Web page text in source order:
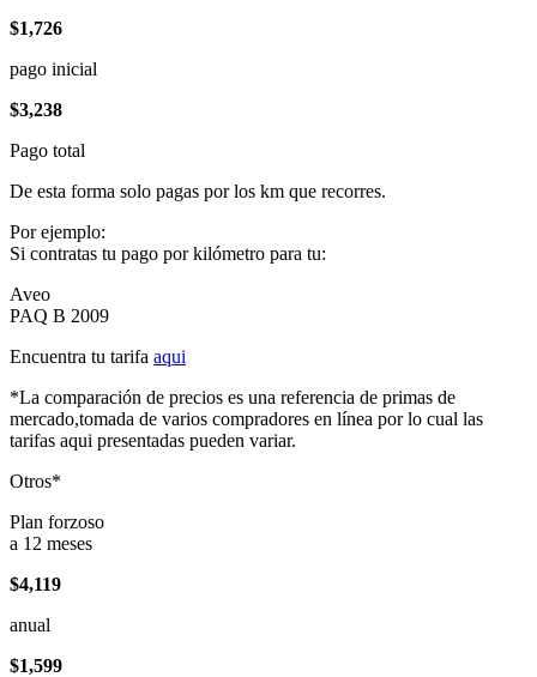
$1,726
pago inicial
$3,238
Pago total
De esta forma solo pagas por los km que recorres.
Por ejemplo:
Si contratas tu pago por kilómetro para tu:
Aveo
PAQ B 2009
Encuentra tu tarifa aqui
*La comparación de precios es una referencia de primas de
mercado,tomada de varios compradores en línea por lo cual las
tarifas aqui presentadas pueden variar.
Otros*
Plan forzoso
a 12 meses
$4,119
anual
$1,599